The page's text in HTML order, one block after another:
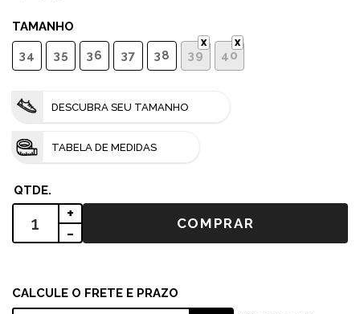
TAMANHO
34
35 36 37 38 39 40
DESCUBRA SEU TAMANHO
TABELA DE MEDIDAS
+
-